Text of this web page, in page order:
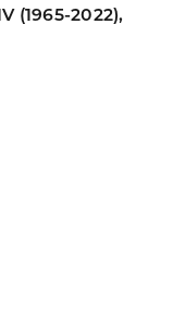
(1965-2022),